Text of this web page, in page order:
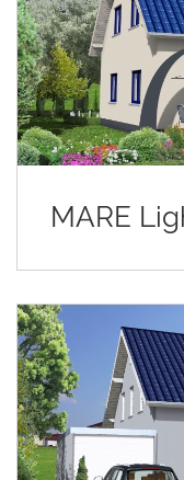
MARE